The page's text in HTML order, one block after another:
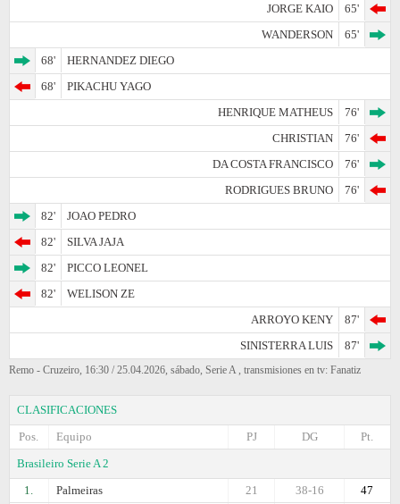
JORGE KAIO
65'
WANDERSON
65'
68'
HERNANDEZ DIEGO
68'
PIKACHU YAGO
HENRIQUE MATHEUS
76'
CHRISTIAN
76'
DA COSTA FRANCISCO
76'
RODRIGUES BRUNO
76'
82'
JOAO PEDRO
82'
SILVA JAJA
82'
PICCO LEONEL
82'
WELISON ZE
ARROYO KENY
87'
SINISTERRA LUIS
87'
Remo - Cruzeiro, 16:30 / 25.04.2026, sábado, Serie A , transmisiones en tv: Fanatiz
CLASIFICACIONES
Pos.
Equipo Pt.
DG
PJ
Brasileiro Serie A 2
1.
Palmeiras 47
38-16
21